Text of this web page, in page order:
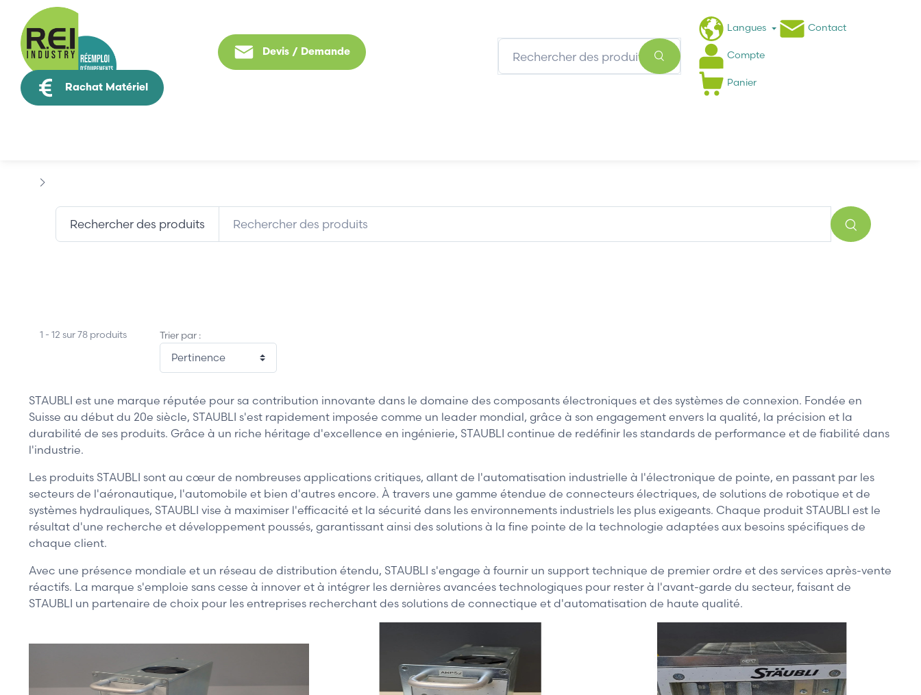
Devis / Demande
Rachat Matériel
Langues Contact
Compte
Panier
Rechercher des produits
1 - 12 sur 78 produits Trier par :
STAUBLI est une marque réputée pour sa contribution innovante dans le domaine des composants électroniques et des systèmes de connexion. Fondée en
Suisse au début du 20e siècle, STAUBLI s'est rapidement imposée comme un leader mondial, grâce à son engagement envers la qualité, la précision et la
durabilité de ses produits. Grâce à un riche héritage d'excellence en ingénierie, STAUBLI continue de redéfinir les standards de performance et de fiabilité dans
l'industrie.
Les produits STAUBLI sont au cœur de nombreuses applications critiques, allant de l'automatisation industrielle à l'électronique de pointe, en passant par les
secteurs de l'aéronautique, l'automobile et bien d'autres encore. À travers une gamme étendue de connecteurs électriques, de solutions de robotique et de
systèmes hydrauliques, STAUBLI vise à maximiser l'efficacité et la sécurité dans les environnements industriels les plus exigeants. Chaque produit STAUBLI est le
résultat d'une recherche et développement poussés, garantissant ainsi des solutions à la fine pointe de la technologie adaptées aux besoins spécifiques de
chaque client.
Avec une présence mondiale et un réseau de distribution étendu, STAUBLI s'engage à fournir un support technique de premier ordre et des services après-vente
réactifs. La marque s'emploie sans cesse à innover et à intégrer les dernières avancées technologiques pour rester à l'avant-garde du secteur, faisant de
STAUBLI un partenaire de choix pour les entreprises recherchant des solutions de connectique et d'automatisation de haute qualité.